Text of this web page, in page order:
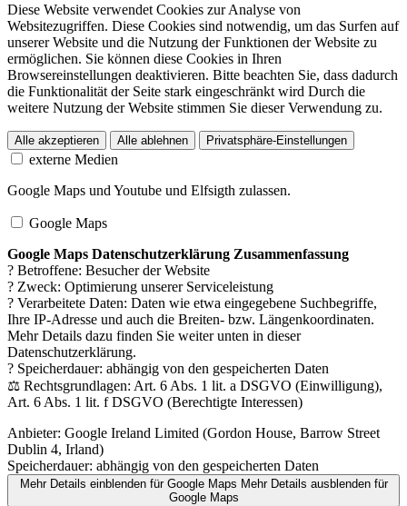
Diese Website verwendet Cookies zur Analyse von
Websitezugriffen. Diese Cookies sind notwendig, um das Surfen auf
unserer Website und die Nutzung der Funktionen der Website zu
ermöglichen. Sie können diese Cookies in Ihren
Browsereinstellungen deaktivieren. Bitte beachten Sie, dass dadurch
die Funktionalität der Seite stark eingeschränkt wird Durch die
weitere Nutzung der Website stimmen Sie dieser Verwendung zu.
Alle akzeptieren Alle ablehnen Privatsphäre-Einstellungen
externe Medien
Google Maps und Youtube und Elfsigth zulassen.
Google Maps
Google Maps Datenschutzerklärung Zusammenfassung
? Betroffene: Besucher der Website
? Zweck: Optimierung unserer Serviceleistung
? Verarbeitete Daten: Daten wie etwa eingegebene Suchbegriffe,
Ihre IP-Adresse und auch die Breiten- bzw. Längenkoordinaten.
Mehr Details dazu finden Sie weiter unten in dieser
Datenschutzerklärung.
? Speicherdauer: abhängig von den gespeicherten Daten
⚖️ Rechtsgrundlagen: Art. 6 Abs. 1 lit. a DSGVO (Einwilligung),
Art. 6 Abs. 1 lit. f DSGVO (Berechtigte Interessen)
Anbieter: Google Ireland Limited (Gordon House, Barrow Street
Dublin 4, Irland)
Speicherdauer: abhängig von den gespeicherten Daten
Mehr Details einblendenfür Google Maps Mehr Details ausblendenfür
Google Maps